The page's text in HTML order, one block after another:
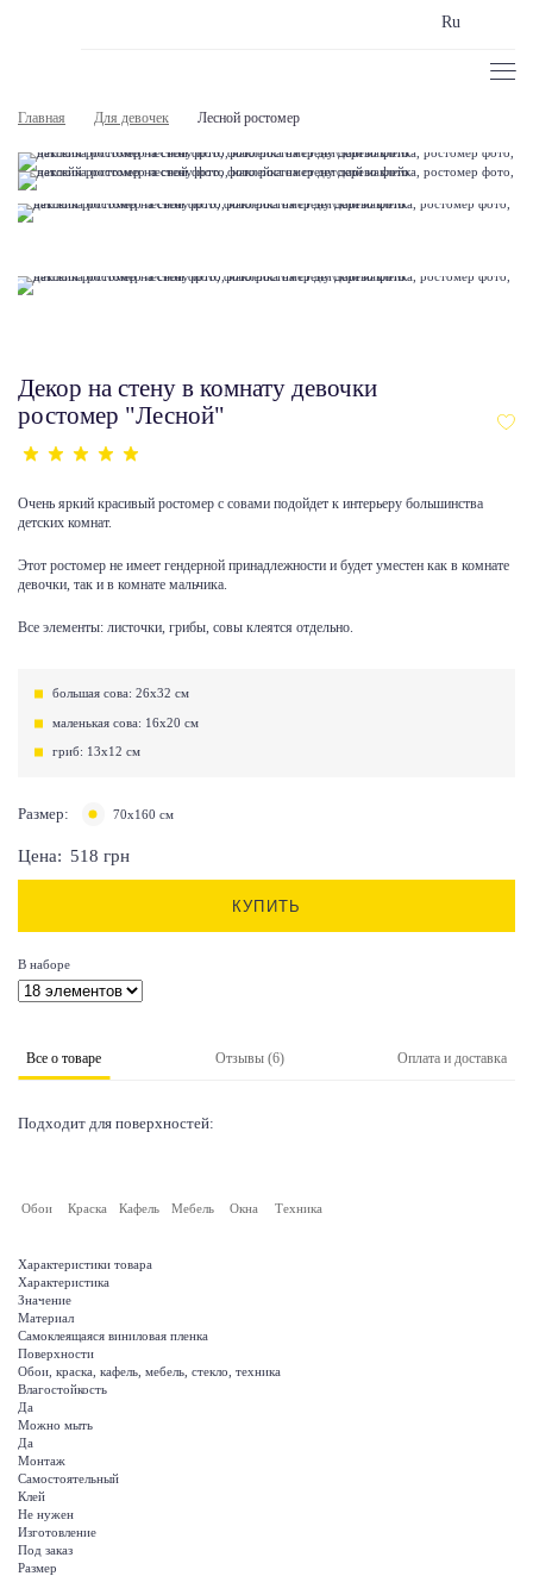
Ru
Главная Для девочек Лесной ростомер
Декор на стену в комнату девочки
ростомер "Лесной"
Очень яркий красивый ростомер с совами подойдет к интерьеру большинства
детских комнат.
Этот ростомер не имеет гендерной принадлежности и будет уместен как в комнате
девочки, так и в комнате мальчика.
Все элементы: листочки, грибы, совы клеятся отдельно.
большая сова: 26х32 см
маленькая сова: 16х20 см
гриб: 13х12 см
Размер: 70х160 см
Цена: 518 грн
КУПИТЬ
В наборе
Все о товаре Отзывы (6) Оплата и доставка
Подходит для поверхностей:
Обои Краска Кафель Мебель Окна Техника
Характеристики товара
Характеристика
Значение
Материал
Самоклеящаяся виниловая пленка
Поверхности
Обои, краска, кафель, мебель, стекло, техника
Влагостойкость
Да
Можно мыть
Да
Монтаж
Самостоятельный
Клей
Не нужен
Изготовление
Под заказ
Размер